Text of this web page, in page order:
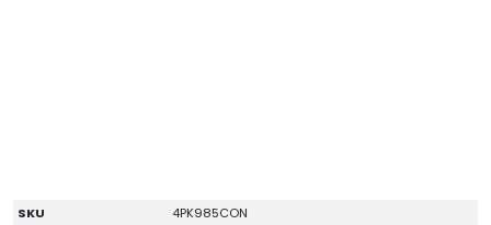
SKU
4PK985CON